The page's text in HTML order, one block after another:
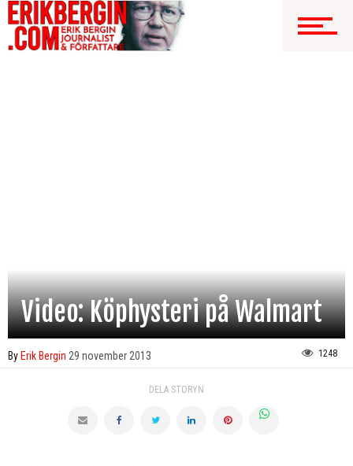
Video: Köphysteri på Walmart
By Erik Bergin 29 november 2013 1248
DELA STORYN